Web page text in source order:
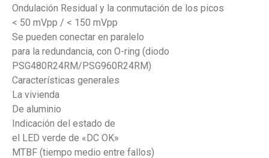
Ondulación Residual y la conmutación de los picos
< 50 mVpp / < 150 mVpp
Se pueden conectar en paralelo
para la redundancia, con O-ring (diodo
PSG480R24RM/PSG960R24RM)
Características generales
La vivienda
De aluminio
Indicación del estado de
el LED verde de «DC OK»
MTBF (tiempo medio entre fallos)